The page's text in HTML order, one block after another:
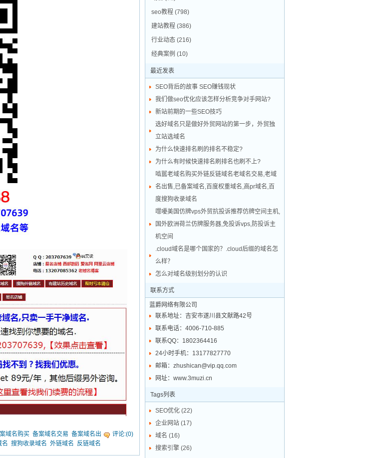
评论:(0)
域名购买 备案域名交易 备案域名出
名 搜狗收录域名 外链域名 反链域名
seo教程 (798)
建站教程 (386)
行业动态 (216)
经典案例 (10)
最近发表
SEO背后的故事 SEO赚钱现状
我们做seo优化应该怎样分析竞争对手网站?
新站前期的一些SEO技巧
选好域名只是做好外贸网站的第一步，外贸独
立站选域名
为什么快速排名刷的排名不稳定?
为什么有时候快速排名刷排名也刷不上?
啮嚚老域名购买外链反链域名老域名交易,老域
名出售,已备案域名,百度权重域名,高pr域名,百
度搜狗收录域名
嚖嚘美国仿牌vps外贸抗投诉推荐仿牌空间主机,
国外欧洲荷兰仿牌服务器,免投诉vps,防投诉主
机空间
.cloud域名是哪个国家的？.cloud后缀的域名怎
么样？
怎么对域名级别划分的认识
联系方式
蓝爵网络有限公司
联系地址：吉安市遂川县文献路42号
联系电话：4006-710-885
联系QQ：1802364416
24小时手机：13177827770
邮箱：zhushican@vip.qq.com
网址：www.3muzi.cn
Tags列表
SEO优化 (22)
企业网站 (17)
域名 (16)
搜索引擎 (26)